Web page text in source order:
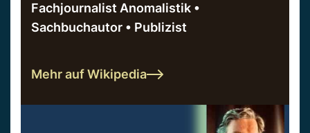
Fachjournalist Anomalistik •
Sachbuchautor • Publizist
Mehr auf Wikipedia